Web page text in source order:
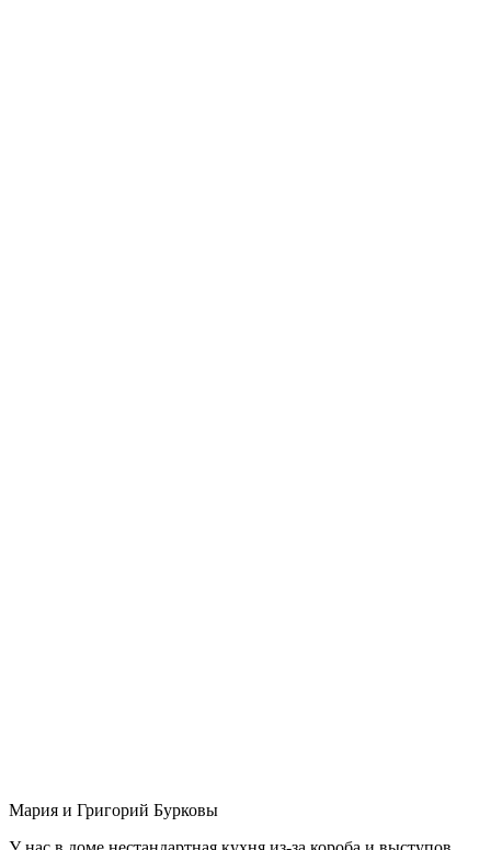
Мария и Григорий Бурковы